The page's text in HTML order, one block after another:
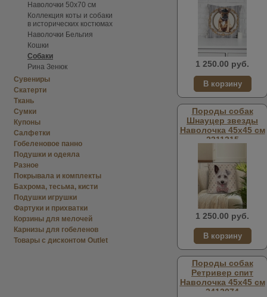
Наволочки 50х70 см
Коллекция коты и собаки
в исторических костюмах
Наволочки Бельгия
Кошки
Собаки
Рина Зенюк
Сувениры
Скатерти
Ткань
Сумки
Купоны
Салфетки
Гобеленовое панно
Подушки и одеяла
Разное
Покрывала и комплекты
Бахрома, тесьма, кисти
Подушки игрушки
Фартуки и прихватки
Корзины для мелочей
Карнизы для гобеленов
Товары с дисконтом Outlet
1 250.00 руб.
Породы собак
Шнауцер звезды
Наволочка 45х45 см
2311315
1 250.00 руб.
Породы собак
Ретривер спит
Наволочка 45х45 см
2413074